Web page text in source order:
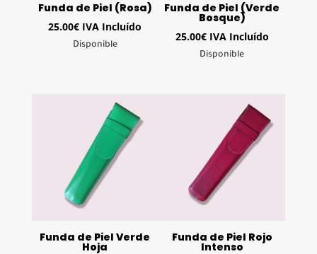
Funda de Piel (Rosa)
25.00€ IVA Incluído
Disponible
Funda de Piel (Verde
Bosque)
25.00€ IVA Incluído
Disponible
Funda de Piel Verde
Hoja
Funda de Piel Rojo
Intenso